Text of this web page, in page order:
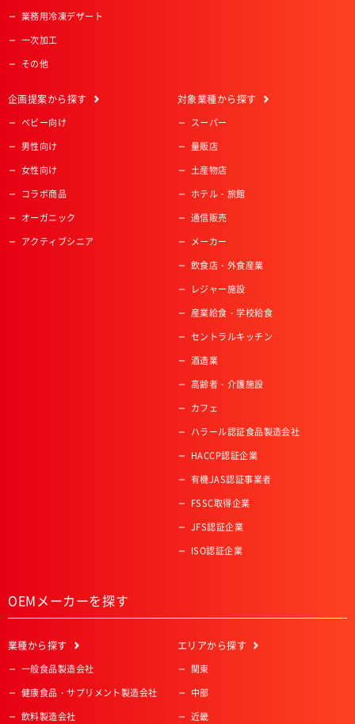
業務用冷凍デザート
一次加工
その他
企画提案から探す
ベビー向け
男性向け
女性向け
コラボ商品
オーガニック
アクティブシニア
対象業種から探す
スーパー
量販店
土産物店
ホテル・旅館
通信販売
メーカー
飲食店・外食産業
レジャー施設
産業給食・学校給食
セントラルキッチン
酒造業
高齢者・介護施設
カフェ
ハラール認証食品製造会社
HACCP認証企業
有機JAS認証事業者
FSSC取得企業
JFS認証企業
ISO認証企業
OEMメーカーを探す
業種から探す
一般食品製造会社
健康食品・サプリメント製造会社
飲料製造会社
エリアから探す
関東
中部
近畿